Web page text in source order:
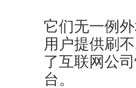
它们无一例
用户提供刷
了互联网公
台。